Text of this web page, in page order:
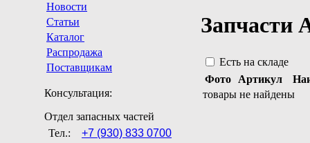
Новости
Статьи
Каталог
Распродажа
Поставщикам
Консультация:
Отдел запасных частей
Тел.:
+7 (930) 833 0700
Есть на складе
Фото
Артикул
товары не найдены